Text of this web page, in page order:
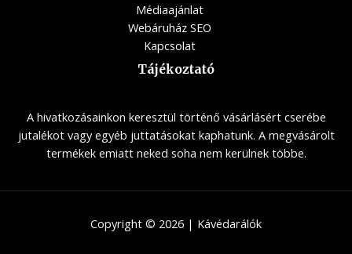
Médiaajánlat
Webáruház SEO
Kapcsolat
Tájékoztató
A hivatkozásainkon keresztül történő vásárlásért cserébe
jutalékot vagy egyéb juttatásokat kaphatunk. A megvásárolt
termékek emiatt neked soha nem kerülnek többe.
Copyright © 2026 | Kávédarálók